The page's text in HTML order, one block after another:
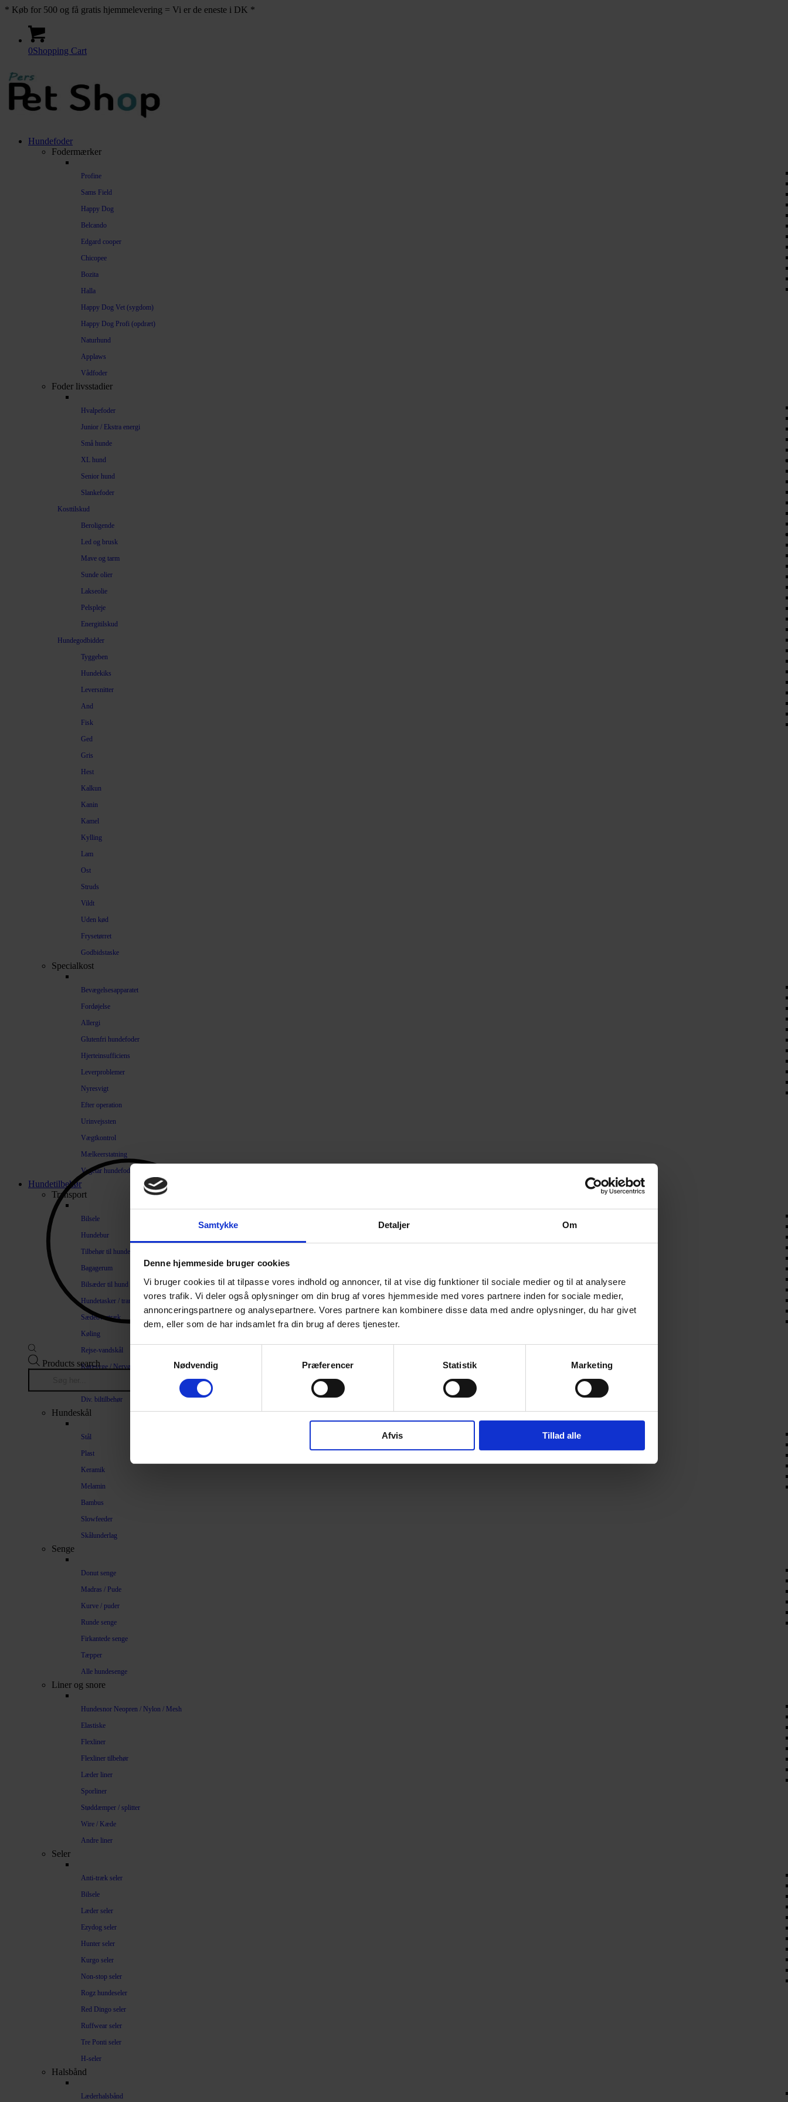
Samtykke Detaljer Om
Denne hjemmeside bruger cookies
Vi bruger cookies til at tilpasse vores indhold og annoncer, til at vise dig funktioner til sociale medier og til at analysere
vores trafik. Vi deler også oplysninger om din brug af vores hjemmeside med vores partnere inden for sociale medier,
annonceringspartnere og analysepartnere. Vores partnere kan kombinere disse data med andre oplysninger, du har givet
dem, eller som de har indsamlet fra din brug af deres tjenester.
Nødvendig
Præferencer Statistik Marketing
Afvis Tillad alle
* Køb for 500 og få gratis hjemmelevering = Vi er de eneste i DK *
0Shopping Cart
Hundefoder
Fodermærker
Profine
Sams Field
Happy Dog
Belcando
Edgard cooper
Chicopee
Bozita
Halla
Happy Dog Vet (sygdom)
Happy Dog Profi (opdræt)
Naturhund
Applaws
Vådfoder
Foder livsstadier
Hvalpefoder
Junior / Ekstra energi
Små hunde
XL hund
Senior hund
Slankefoder
Kosttilskud
Beroligende
Led og brusk
Mave og tarm
Sunde olier
Lakseolie
Pelspleje
Energitilskud
Hundegodbidder
Tyggeben
Hundekiks
Leversnitter
And
Fisk
Ged
Gris
Hest
Kalkun
Kanin
Kamel
Kylling
Lam
Ost
Struds
Vildt
Uden kød
Frysetørret
Godbidstaske
Specialkost
Bevægelsesapparatet
Fordøjelse
Allergi
Glutenfri hundefoder
Hjerteinsufficiens
Leverproblemer
Nyresvigt
Efter operation
Urinvejssten
Vægtkontrol
Mælkeerstatning
Vegetar hundefoder
Hundetilbehør
Transport
Bilsele
Hundebur
Tilbehør til hundebure
Bagagerum
Bilsæder til hund
Hundetasker / transportkasser
Sædeovertræk
Køling
Rejse-vandskål
Køresyge / Nervøsitet
Div. biltilbehør
Hundeskål
Stål
Plast
Keramik
Melamin
Bambus
Slowfeeder
Skålunderlag
Senge
Donut senge
Madras / Pude
Kurve / puder
Runde senge
Firkantede senge
Tæpper
Alle hundesenge
Liner og snore
Hundesnor Neopren / Nylon / Mesh
Elastiske
Flexliner
Flexliner tilbehør
Læder liner
Sporliner
Støddæmper / splitter
Wire / Kæde
Andre liner
Seler
Anti-træk seler
Bilsele
Læder seler
Ezydog seler
Hunter seler
Kurgo seler
Non-stop seler
Rogz hundeseler
Red Dingo seler
Ruffwear seler
Tre Ponti seler
H-seler
Halsbånd
Læderhalsbånd
Products search